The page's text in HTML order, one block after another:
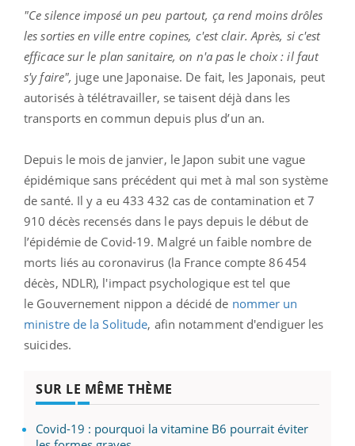
"Ce silence imposé un peu partout, ça rend moins drôles
les sorties en ville entre copines, c'est clair. Après, si c'est
efficace sur le plan sanitaire, on n'a pas le choix : il faut
s'y faire", juge une Japonaise. De fait, les Japonais, peut
autorisés à télétravailler, se taisent déjà dans les
transports en commun depuis plus d’un an.
Depuis le mois de janvier, le Japon subit une vague
épidémique sans précédent qui met à mal son système
de santé. Il y a eu 433 432 cas de contamination et 7
910 décès recensés dans le pays depuis le début de
l’épidémie de Covid-19. Malgré un faible nombre de
morts liés au coronavirus (la France compte 86 454
décès, NDLR), l'impact psychologique est tel que
le Gouvernement nippon a décidé de nommer un
ministre de la Solitude, afin notamment d'endiguer les
suicides.
SUR LE MÊME THÈME
Covid-19 : pourquoi la vitamine B6 pourrait éviter